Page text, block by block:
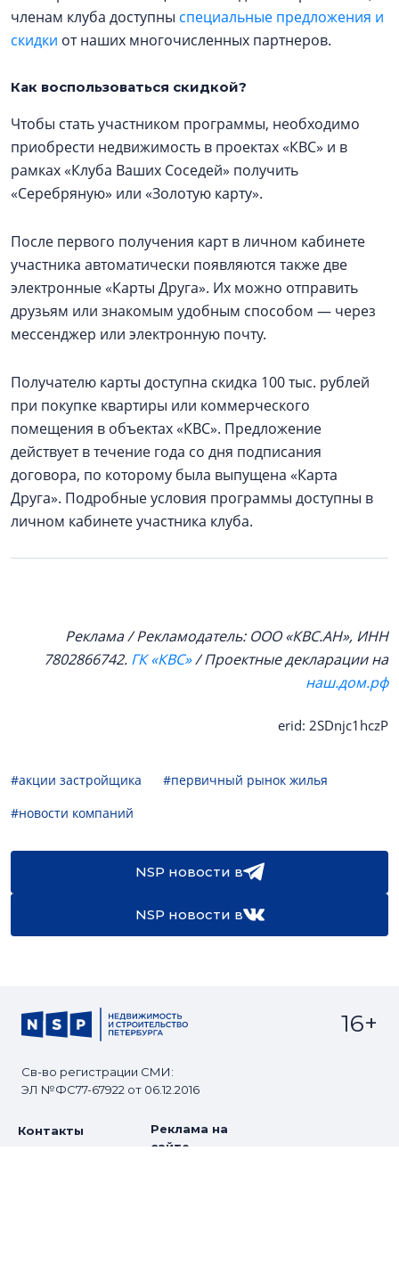
членам клуба доступны специальные предложения и
скидки от наших многочисленных партнеров.
Как воспользоваться скидкой?
Чтобы стать участником программы, необходимо
приобрести недвижимость в проектах «КВС» и в
рамках «Клуба Ваших Соседей» получить
«Серебряную» или «Золотую карту».
После первого получения карт в личном кабинете
участника автоматически появляются также две
электронные «Карты Друга». Их можно отправить
друзьям или знакомым удобным способом — через
мессенджер или электронную почту.
Получателю карты доступна скидка 100 тыс. рублей
при покупке квартиры или коммерческого
помещения в объектах «КВС». Предложение
действует в течение года со дня подписания
договора, по которому была выпущена «Карта
Друга». Подробные условия программы доступны в
личном кабинете участника клуба.
Реклама / Рекламодатель: ООО «КВС.АН», ИНН
7802866742. ГК «КВС»/ Проектные декларации на
наш.дом.рф
erid: 2SDnjc1hczP
#акции застройщика
#первичный рынок жилья
#новости компаний
NSP новости в
NSP новости в
Св-во регистрации СМИ:
ЭЛ №ФС77-67922 от 06.12.2016
16+
Контакты
Реклама на
сайте